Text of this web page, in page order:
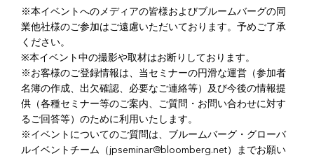
※本イベントへのメディアの皆様およびブルームバーグの同
業他社様のご参加はご遠慮いただいております。予めご了承
ください。
※本イベント中の撮影や取材はお断りしております。
※お客様のご登録情報は、当セミナーの円滑な運営（参加者
名簿の作成、出欠確認、必要なご連絡等）及び今後の情報提
供（各種セミナー等のご案内、ご質問・お問い合わせに対す
るご回答等）のために利用いたします。
※イベントについてのご質問は、ブルームバーグ・グローバ
ルイベントチーム（jpseminar@bloomberg.net）までお願い